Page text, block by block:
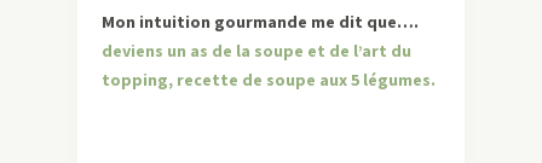
Mon intuition gourmande me dit que….
deviens un as de la soupe et de l’art du
topping, recette de soupe aux 5 légumes.